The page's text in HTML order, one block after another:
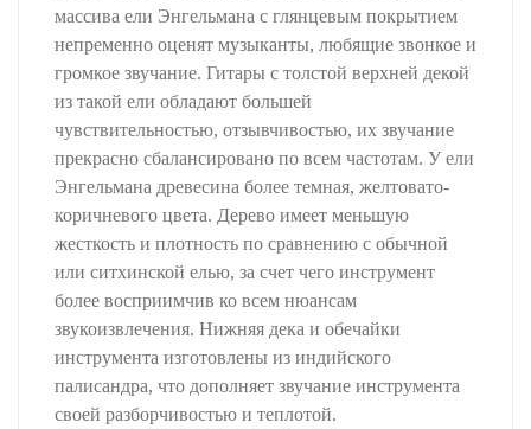
массива ели Энгельмана с глянцевым покрытием
непременно оценят музыканты, любящие звонкое и
громкое звучание. Гитары с толстой верхней декой
из такой ели обладают большей
чувствительностью, отзывчивостью, их звучание
прекрасно сбалансировано по всем частотам. У ели
Энгельмана древесина более темная, желтовато-
коричневого цвета. Дерево имеет меньшую
жесткость и плотность по сравнению с обычной
или ситхинской елью, за счет чего инструмент
более восприимчив ко всем нюансам
звукоизвлечения. Нижняя дека и обечайки
инструмента изготовлены из индийского
палисандра, что дополняет звучание инструмента
своей разборчивостью и теплотой.